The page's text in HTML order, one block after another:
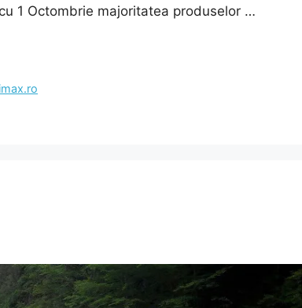
1 Octombrie majoritatea produselor …